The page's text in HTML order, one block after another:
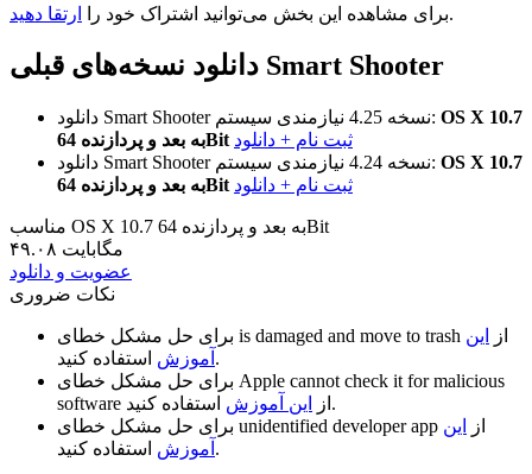
برای مشاهده این بخش می‌توانید اشتراک خود را ارتقا دهید .
دانلود نسخه‌های قبلی Smart Shooter
دانلود Smart Shooter نسخه 4.25نیازمندی سیستم: OS X 10.7
به بعد و پردازنده 64Bit ثبت نام + دانلود
دانلود Smart Shooter
نسخه 4.24نیازمندی سیستم: OS X 10.7
به بعد و پردازنده 64Bit ثبت نام + دانلود
مناسب OS X 10.7 به بعد و پردازنده 64Bit
۴۹.۰۸ مگابایت
عضویت و دانلود
نکات ضروری
is damaged and move to trash از
این
آموزش استفاده کنید.
Apple cannot check it for malicious
software
از این آموزش
استفاده کنید.
unidentified developer app از
این
آموزش استفاده کنید.